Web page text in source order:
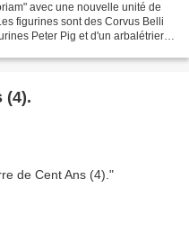
avec une nouvelle unité de
figurines sont des Corvus Belli
Peter Pig et d'un arbalétrier
(4).